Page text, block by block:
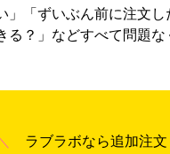
」「ずいぶん前に注文
？」などすべて問題な
ラブラボなら追加注